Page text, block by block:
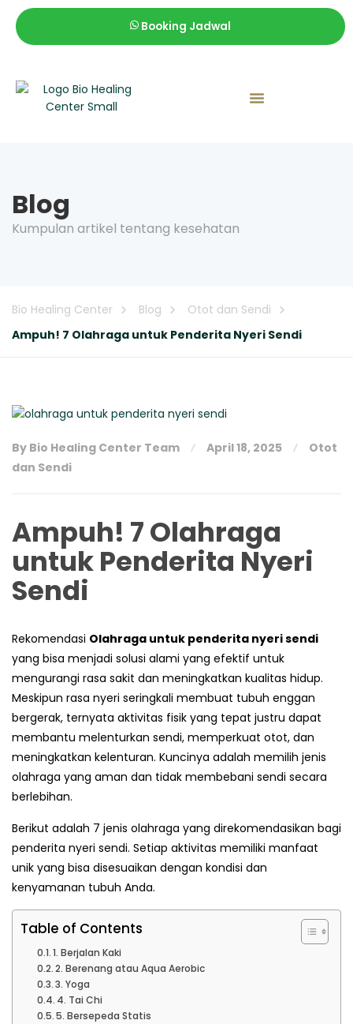
Booking Jadwal
Blog
Kumpulan artikel tentang kesehatan
Bio Healing Center Blog
Otot dan Sendi
Ampuh! 7 Olahraga untuk Penderita Nyeri Sendi
By Bio Healing Center Team April 18, 2025
Otot
dan Sendi
Ampuh! 7 Olahraga
untuk Penderita Nyeri
Sendi
Rekomendasi Olahraga untuk penderita nyeri sendi
yang bisa menjadi solusi alami yang efektif untuk
mengurangi rasa sakit dan meningkatkan kualitas hidup.
Meskipun rasa nyeri seringkali membuat tubuh enggan
bergerak, ternyata aktivitas fisik yang tepat justru dapat
membantu melenturkan sendi, memperkuat otot, dan
meningkatkan kelenturan. Kuncinya adalah memilih jenis
olahraga yang aman dan tidak membebani sendi secara
berlebihan.
Berikut adalah 7 jenis olahraga yang direkomendasikan bagi
penderita nyeri sendi. Setiap aktivitas memiliki manfaat
unik yang bisa disesuaikan dengan kondisi dan
kenyamanan tubuh Anda.
Table of Contents
1. Berjalan Kaki
2. Berenang atau Aqua Aerobic
3. Yoga
4. Tai Chi
5. Bersepeda Statis